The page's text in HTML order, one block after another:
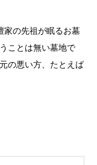
家の先祖が眠るお墓
ことは無い墓地で
の悪い方、たとえば